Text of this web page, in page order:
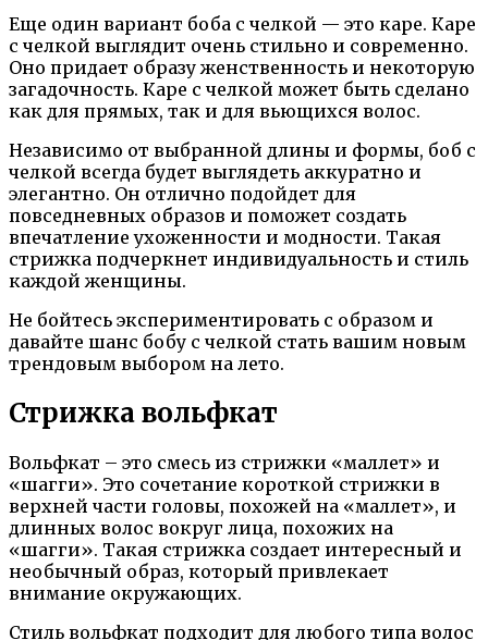
Еще один вариант боба с челкой — это каре. Каре
с челкой выглядит очень стильно и современно.
Оно придает образу женственность и некоторую
загадочность. Каре с челкой может быть сделано
как для прямых, так и для вьющихся волос.
Независимо от выбранной длины и формы, боб с
челкой всегда будет выглядеть аккуратно и
элегантно. Он отлично подойдет для
повседневных образов и поможет создать
впечатление ухоженности и модности. Такая
стрижка подчеркнет индивидуальность и стиль
каждой женщины.
Не бойтесь экспериментировать с образом и
давайте шанс бобу с челкой стать вашим новым
трендовым выбором на лето.
Стрижка вольфкат
Вольфкат – это смесь из стрижки «маллет» и
«шагги». Это сочетание короткой стрижки в
верхней части головы, похожей на «маллет», и
длинных волос вокруг лица, похожих на
«шагги». Такая стрижка создает интересный и
необычный образ, который привлекает
внимание окружающих.
Стиль вольфкат подходит для любого типа волос